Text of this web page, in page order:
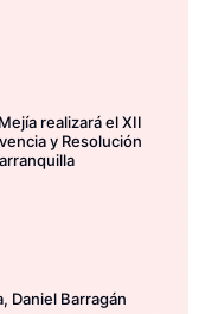
realizará el XII
y Resolución
Daniel Barragán